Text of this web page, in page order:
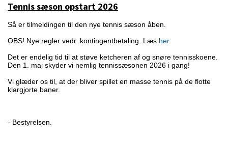
Tennis sæson opstart 2026
Så er tilmeldingen til den nye tennis sæson åben.
OBS! Nye regler vedr. kontingentbetaling. Læs her:
Det er endelig tid til at støve ketcheren af og snøre tennisskoene.
Den 1. maj skyder vi nemlig tennissæsonen 2026 i gang!
Vi glæder os til, at der bliver spillet en masse tennis på de flotte
klargjorte baner.
- Bestyrelsen.